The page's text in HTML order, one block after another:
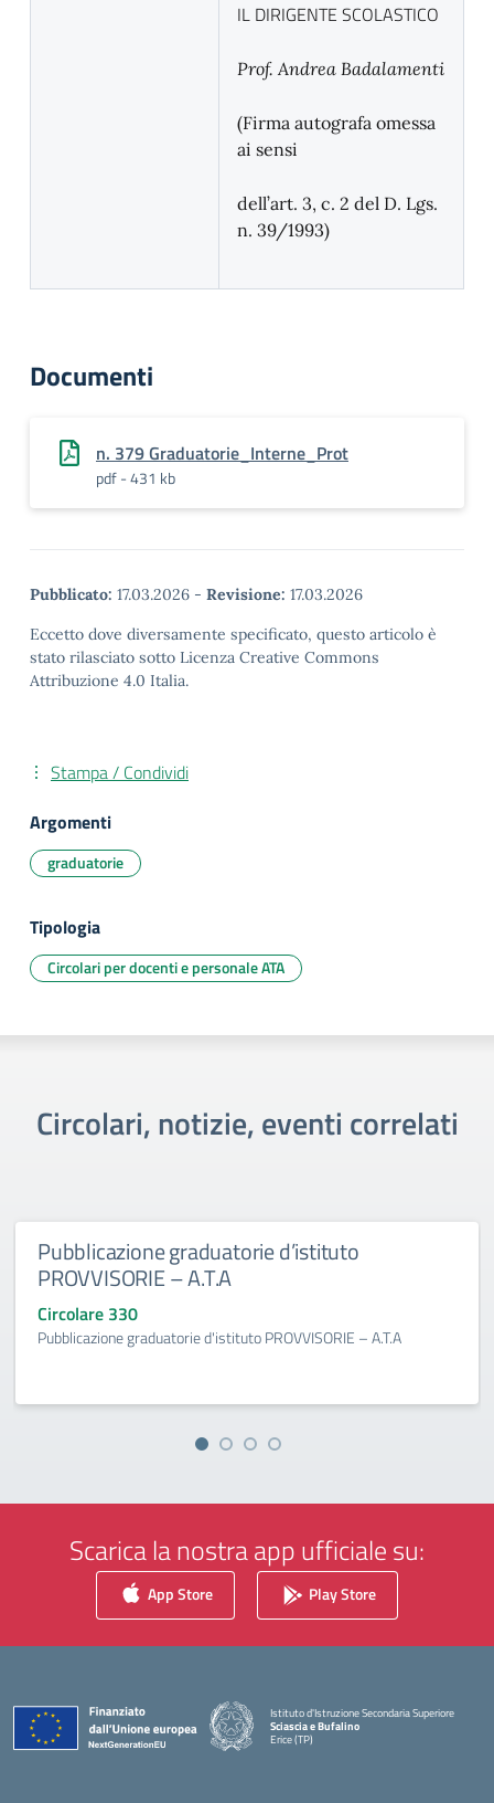
IL DIRIGENTE SCOLASTICO
Prof. Andrea Badalamenti
(Firma autografa omessa
ai sensi
dell’art. 3, c. 2 del D. Lgs.
n. 39/1993)
Documenti
n. 379 Graduatorie_Interne_Prot
pdf - 431 kb
Pubblicato: 17.03.2026 - Revisione: 17.03.2026
Eccetto dove diversamente specificato, questo articolo è
stato rilasciato sotto Licenza Creative Commons
Attribuzione 4.0 Italia.
Stampa / Condividi
Argomenti
graduatorie
Tipologia
Circolari per docenti e personale ATA
Circolari, notizie, eventi correlati
Pubblicazione graduatorie d’istituto
PROVVISORIE – A.T.A
Circolare 330
Pubblicazione graduatorie d'istituto PROVVISORIE – A.T.A
Scarica la nostra app ufficiale su:
App Store Play Store
Istituto d'Istruzione Secondaria Superiore
Sciascia e Bufalino
Erice (TP)